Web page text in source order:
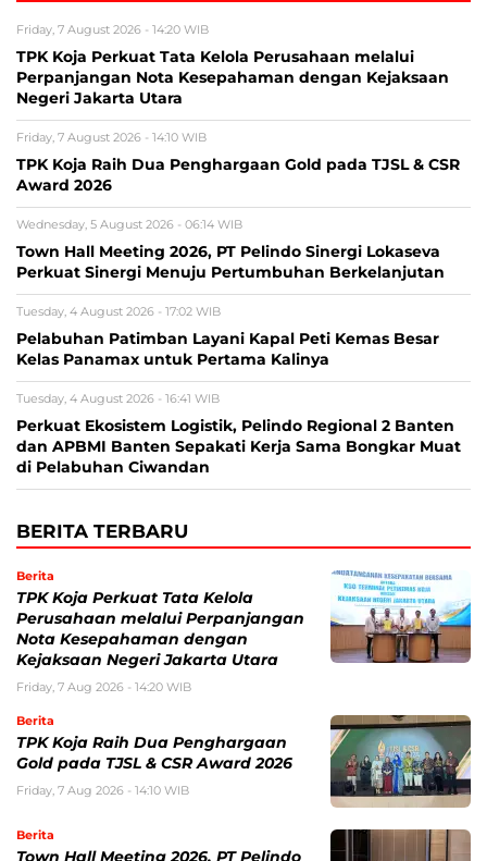
Friday, 7 August 2026 - 14:20 WIB
TPK Koja Perkuat Tata Kelola Perusahaan melalui
Perpanjangan Nota Kesepahaman dengan Kejaksaan
Negeri Jakarta Utara
Friday, 7 August 2026 - 14:10 WIB
TPK Koja Raih Dua Penghargaan Gold pada TJSL & CSR
Award 2026
Wednesday, 5 August 2026 - 06:14 WIB
Town Hall Meeting 2026, PT Pelindo Sinergi Lokaseva
Perkuat Sinergi Menuju Pertumbuhan Berkelanjutan
Tuesday, 4 August 2026 - 17:02 WIB
Pelabuhan Patimban Layani Kapal Peti Kemas Besar
Kelas Panamax untuk Pertama Kalinya
Tuesday, 4 August 2026 - 16:41 WIB
Perkuat Ekosistem Logistik, Pelindo Regional 2 Banten
dan APBMI Banten Sepakati Kerja Sama Bongkar Muat
di Pelabuhan Ciwandan
BERITA TERBARU
Berita
TPK Koja Perkuat Tata Kelola
Perusahaan melalui Perpanjangan
Nota Kesepahaman dengan
Kejaksaan Negeri Jakarta Utara
Friday, 7 Aug 2026 - 14:20 WIB
Berita
TPK Koja Raih Dua Penghargaan
Gold pada TJSL & CSR Award 2026
Friday, 7 Aug 2026 - 14:10 WIB
Berita
Town Hall Meeting 2026, PT Pelindo